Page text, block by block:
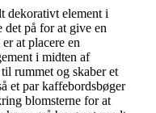
dekorativt element i
det på for at give en
at placere en
i midten af
rummet og skaber et
et par kaffebordsbøger
blomsterne for at